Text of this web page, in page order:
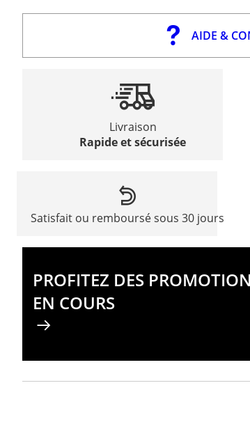
AIDE &
Livraison
Rapide et sécurisée
Satisfait ou remboursé sous 30 jours
PROFITEZ DES
EN COURS